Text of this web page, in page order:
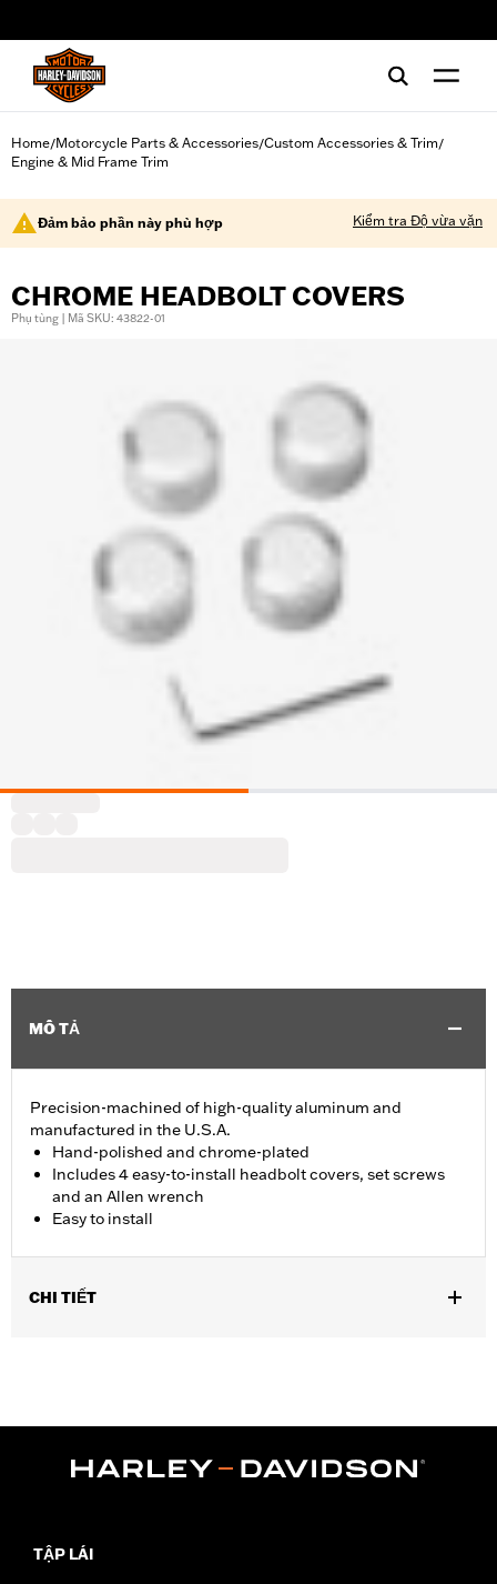
Home/Motorcycle Parts & Accessories/Custom Accessories & Trim/
Engine & Mid Frame Trim
Đảm bảo phần này phù hợp Kiểm tra Độ vừa vặn
CHROME HEADBOLT COVERS
Phụ tùng | Mã SKU: 43822-01
MÔ TẢ
Precision-machined of high-quality aluminum and
manufactured in the U.S.A.
Hand-polished and chrome-plated
Includes 4 easy-to-install headbolt covers, set screws
and an Allen wrench
Easy to install
CHI TIẾT
Sold In Units:Pair
WARRANTY:1 year limited warranty – Go towww.h-
TẬP LÁI